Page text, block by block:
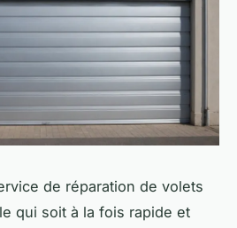
de réparation de volets
qui soit à la fois rapide et